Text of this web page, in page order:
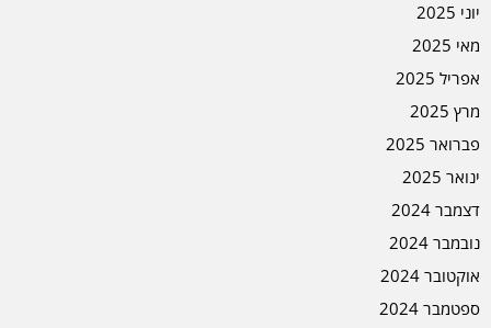
יוני 2025
מאי 2025
אפריל 2025
מרץ 2025
פברואר 2025
ינואר 2025
דצמבר 2024
נובמבר 2024
אוקטובר 2024
ספטמבר 2024